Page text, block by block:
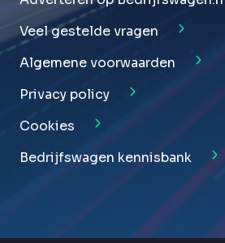
Veel gestelde vragen
Algemene voorwaarden
Privacy policy
Cookies
Bedrijfswagen kennisbank